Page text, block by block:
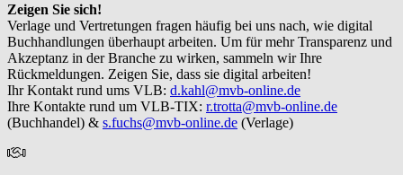
Zeigen Sie sich!
Verlage und Vertretungen fragen häufig bei uns nach, wie digital
Buchhandlungen überhaupt arbeiten. Um für mehr Transparenz und
Akzeptanz in der Branche zu wirken, sammeln wir Ihre
Rückmeldungen. Zeigen Sie, dass sie digital arbeiten!
Ihr Kontakt rund ums VLB: d.kahl@mvb-online.de
Ihre Kontakte rund um VLB-TIX: r.trotta@mvb-online.de
(Buchhandel) & s.fuchs@mvb-online.de (Verlage)